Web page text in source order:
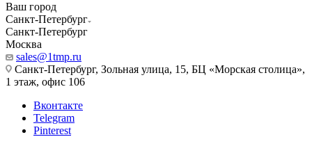
Ваш город
Санкт-Петербург
Санкт-Петербург
Москва
sales@1tmp.ru
Санкт-Петербург, Зольная улица, 15, БЦ «Морская столица»,
1 этаж, офис 106
Вконтакте
Telegram
Pinterest